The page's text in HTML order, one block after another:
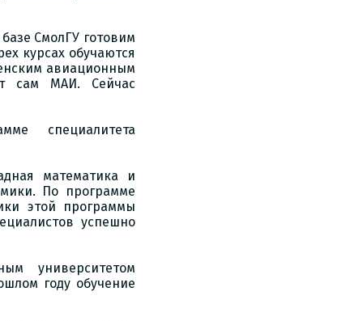
СмолГУ готовим
курсах обучаются
авиационным
сам МАИ. Сейчас
специалитета
математика и
По программе
этой программы
успешно
университетом
году обучение